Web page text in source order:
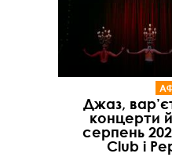
Джаз,
концерти
серпень
Club і